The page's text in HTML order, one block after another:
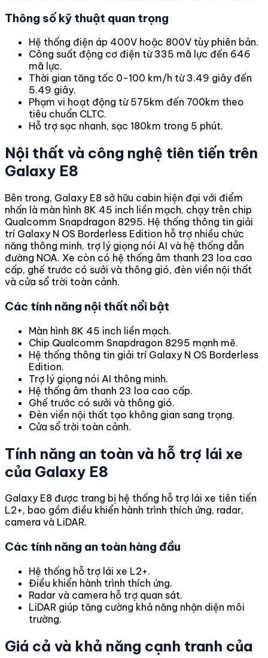
Thông số kỹ thuật quan trọng
Hệ thống điện áp 400V hoặc 800V tùy phiên bản.
Công suất động cơ điện từ 335 mã lực đến 646
mã lực.
Thời gian tăng tốc 0-100 km/h từ 3.49 giây đến
5.49 giây.
Phạm vi hoạt động từ 575km đến 700km theo
tiêu chuẩn CLTC.
Hỗ trợ sạc nhanh, sạc 180km trong 5 phút.
Nội thất và công nghệ tiên tiến trên
Galaxy E8
Bên trong, Galaxy E8 sở hữu cabin hiện đại với điểm
nhấn là màn hình 8K 45 inch liền mạch, chạy trên chip
Qualcomm Snapdragon 8295. Hệ thống thông tin giải
trí Galaxy N OS Borderless Edition hỗ trợ nhiều chức
năng thông minh, trợ lý giọng nói AI và hệ thống dẫn
đường NOA. Xe còn có hệ thống âm thanh 23 loa cao
cấp, ghế trước có sưởi và thông gió, đèn viền nội thất
và cửa sổ trời toàn cảnh.
Các tính năng nội thất nổi bật
Màn hình 8K 45 inch liền mạch.
Chip Qualcomm Snapdragon 8295 mạnh mẽ.
Hệ thống thông tin giải trí Galaxy N OS Borderless
Edition.
Trợ lý giọng nói AI thông minh.
Hệ thống âm thanh 23 loa cao cấp.
Ghế trước có sưởi và thông gió.
Đèn viền nội thất tạo không gian sang trọng.
Cửa sổ trời toàn cảnh.
Tính năng an toàn và hỗ trợ lái xe
của Galaxy E8
Galaxy E8 được trang bị hệ thống hỗ trợ lái xe tiên tiến
L2+, bao gồm điều khiển hành trình thích ứng, radar,
camera và LiDAR.
Các tính năng an toàn hàng đầu
Hệ thống hỗ trợ lái xe L2+.
Điều khiển hành trình thích ứng.
Radar và camera hỗ trợ quan sát.
LiDAR giúp tăng cường khả năng nhận diện môi
trường.
Giá cả và khả năng cạnh tranh của